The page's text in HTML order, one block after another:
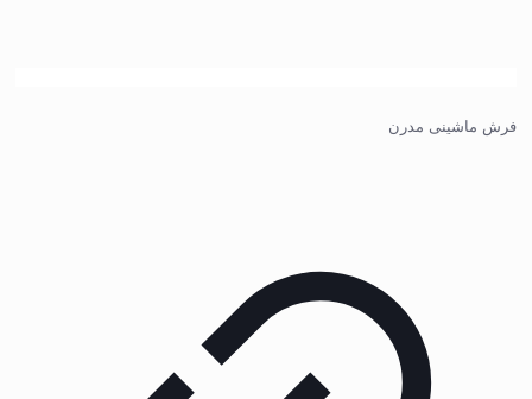
فرش ماشینی مدرن